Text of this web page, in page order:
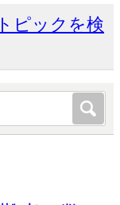
ピックを検